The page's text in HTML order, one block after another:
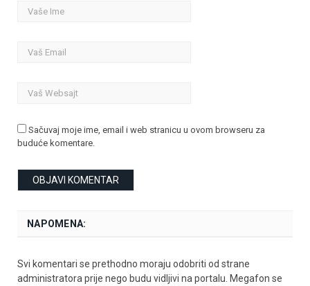
Sačuvaj moje ime, email i web stranicu u ovom browseru za
buduće komentare.
NAPOMENA:
Svi komentari se prethodno moraju odobriti od strane
administratora prije nego budu vidljivi na portalu. Megafon se